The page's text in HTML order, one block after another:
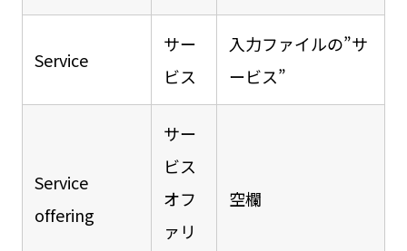
Service
サー
ビス
入力ファイルの”サ
ービス”
Service
offering
サー
ビス
オフ
ァリ
空欄